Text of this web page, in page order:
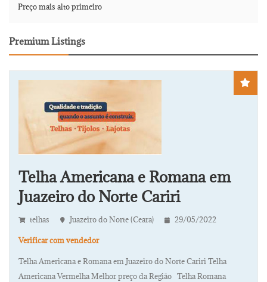
Preço mais alto primeiro
Premium Listings
Telha Americana e Romana em
Juazeiro do Norte Cariri
telhas Juazeiro do Norte (Ceara) 29/05/2022
Verificar com vendedor
Telha Americana e Romana em Juazeiro do Norte Cariri Telha
Americana Vermelha Melhor preço da Região Telha Romana